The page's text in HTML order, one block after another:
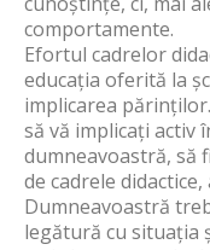
comportamente.
Efortul cadrelor
educația oferită la
implicarea
să vă implicați activ
dumneavoastră, să
de cadrele
Dumneavoastră
legătură cu situația